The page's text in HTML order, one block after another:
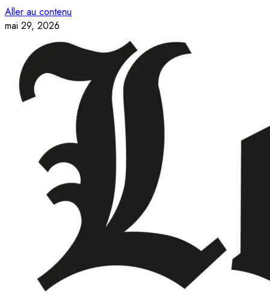
Aller au contenu
mai 29, 2026